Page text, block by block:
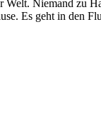
Welt. Niemand zu
Es geht in den